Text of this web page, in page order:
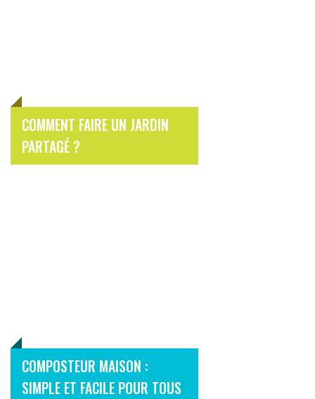
COMMENT FAIRE UN JARDIN
PARTAGÉ ?
COMPOSTEUR MAISON :
SIMPLE ET FACILE POUR TOUS